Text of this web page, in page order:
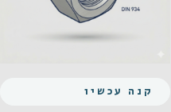
קנה עכשיו